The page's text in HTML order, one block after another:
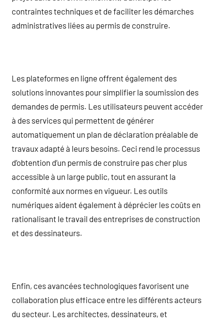
contraintes techniques et de faciliter les démarches
administratives liées au permis de construire.
Les plateformes en ligne offrent également des
solutions innovantes pour simplifier la soumission des
demandes de permis. Les utilisateurs peuvent accéder
à des services qui permettent de générer
automatiquement un plan de déclaration préalable de
travaux adapté à leurs besoins. Ceci rend le processus
d’obtention d’un permis de construire pas cher plus
accessible à un large public, tout en assurant la
conformité aux normes en vigueur. Les outils
numériques aident également à déprécier les coûts en
rationalisant le travail des entreprises de construction
et des dessinateurs.
Enfin, ces avancées technologiques favorisent une
collaboration plus efficace entre les différents acteurs
du secteur. Les architectes, dessinateurs, et